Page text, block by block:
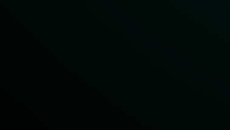
i wydajność